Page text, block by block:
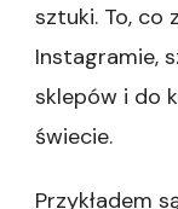
sztuki. To, co
Instagramie,
sklepów i do
świecie.
Przykładem